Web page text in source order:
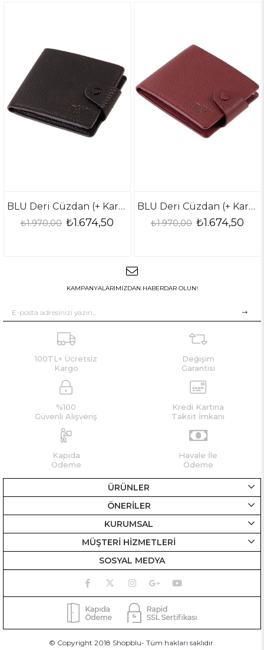
BLU Deri Cüzdan (+ Kartlık )
₺1.674,50
₺1.970,00
BLU Deri Cüzdan (+ Kartlık )
₺1.674,50
₺1.970,00
KAMPANYALARIMIZDAN HABERDAR OLUN!
100TL+ Ücretsiz
Kargo
Değişim
Garantisi
%100
Güvenli Alışveriş
Kredi Kartına
Taksit İmkanı
Kapıda
Ödeme
Havale İle
Ödeme
ÜRÜNLER
ÖNERİLER
KURUMSAL
MÜŞTERİ HİZMETLERİ
SOSYAL MEDYA
© Copyright 2018 Shopblu- Tüm hakları saklıdır.